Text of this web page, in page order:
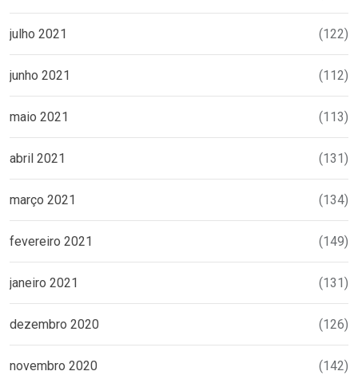
julho 2021 (122)
junho 2021 (112)
maio 2021 (113)
abril 2021 (131)
março 2021 (134)
fevereiro 2021 (149)
janeiro 2021 (131)
dezembro 2020 (126)
novembro 2020 (142)